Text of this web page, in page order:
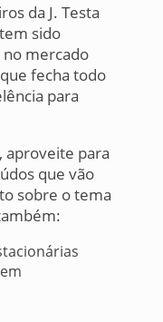
da J. Testa
sido
mercado
fecha todo
para
aproveite para
que vão
sobre o tema